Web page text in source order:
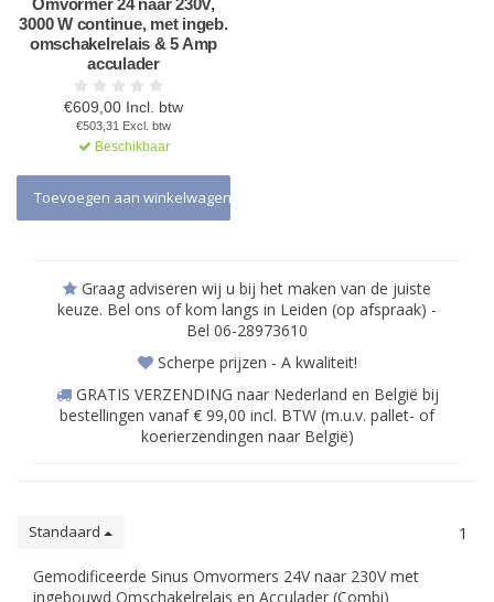
Omvormer 24 naar 230V,
3000 W continue, met ingeb.
omschakelrelais & 5 Amp
acculader
€609,00 Incl. btw
€503,31 Excl. btw
Beschikbaar
Toevoegen aan winkelwagen
Graag adviseren wij u bij het maken van de juiste
keuze. Bel ons of kom langs in Leiden (op afspraak) -
Bel 06-28973610
Scherpe prijzen - A kwaliteit!
GRATIS VERZENDING naar Nederland en België bij
bestellingen vanaf € 99,00 incl. BTW (m.u.v. pallet- of
koerierzendingen naar België)
Standaard 1
Gemodificeerde Sinus Omvormers 24V naar 230V met
ingebouwd Omschakelrelais en Acculader (Combi)